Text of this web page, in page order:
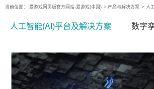
当前位置： 爱游戏网页版官方网站-爱游戏(中国) > 产品与解决方案 > 人
人工智能(AI)平台及解决方案 数字